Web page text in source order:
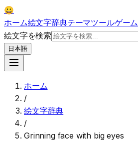
😀
ホーム絵文字辞典テーマツールゲーム
絵文字を検索
日本語
ホーム
/
絵文字辞典
/
Grinning face with big eyes